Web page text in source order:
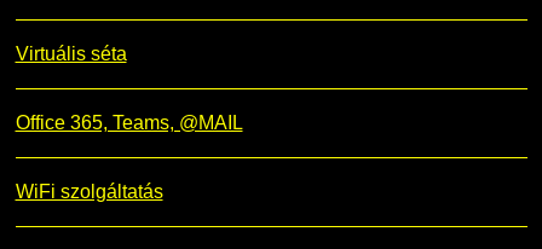
Virtuális séta
Office 365, Teams, @MAIL
WiFi szolgáltatás